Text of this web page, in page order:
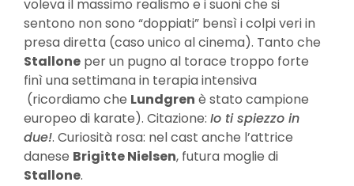
voleva il massimo realismo e i suoni che si
sentono non sono “doppiati” bensì i colpi veri in
presa diretta (caso unico al cinema). Tanto che
Stallone per un pugno al torace troppo forte
finì una settimana in terapia intensiva
(ricordiamo che Lundgren è stato campione
europeo di karate). Citazione: Io ti spiezzo in
due!. Curiosità rosa: nel cast anche l’attrice
danese Brigitte Nielsen, futura moglie di
Stallone.